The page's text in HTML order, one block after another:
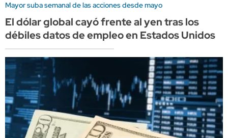
Mayor suba semanal de las acciones desde mayo
El dólar global cayó frente al yen tras los
débiles datos de empleo en Estados Unidos